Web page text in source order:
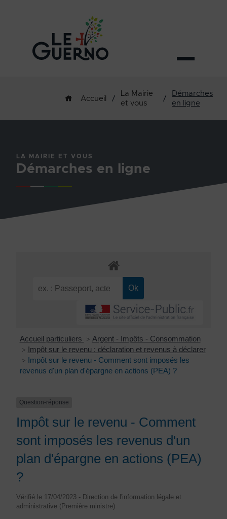
Accueil /
La Mairie
et vous
/
Démarches
en ligne
LA MAIRIE ET VOUS
Démarches en ligne
Accueil particuliers > Argent - Impôts - Consommation
> Impôt sur le revenu : déclaration et revenus à déclarer
>
Impôt sur le revenu - Comment sont imposés les
revenus d'un plan d'épargne en actions (PEA) ?
Question-réponse
Impôt sur le revenu - Comment
sont imposés les revenus d'un
plan d'épargne en actions (PEA)
?
Vérifié le 17/04/2023 - Direction de l'information légale et
administrative (Première ministre)